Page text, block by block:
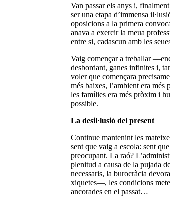
Van passar els anys i,
ser una etapa d’immensa
oposicions a la primera
anava a exercir la meua
entre si, cadascun amb les
Vaig començar a treballar
desbordant, ganes infinites i,
voler que començara
més baixes, l’ambient era
les famílies era més pròxim i
possible.
La desil·lusió del present
Continue mantenint les
sent que vaig a escola: sent
preocupant. La raó?
plenitud a causa de la pujada
necessaris, la burocràcia
xiquetes—, les condicions
ancorades en el passat…